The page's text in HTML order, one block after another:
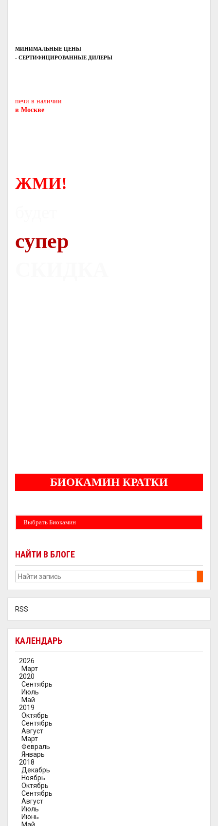
МИНИМАЛЬНЫЕ ЦЕНЫ
- СЕРТИФИЦИРОВАННЫЕ ДИЛЕРЫ
печи в наличии
в Москве
ЖМИ!
супер
БИОКАМИН КРАТКИ
Выбрать Биокамин
НАЙТИ В БЛОГЕ
RSS
КАЛЕНДАРЬ
2026
Март
2020
Сентябрь
Июль
Май
2019
Октябрь
Сентябрь
Август
Март
Февраль
Январь
2018
Декабрь
Ноябрь
Октябрь
Сентябрь
Август
Июль
Июнь